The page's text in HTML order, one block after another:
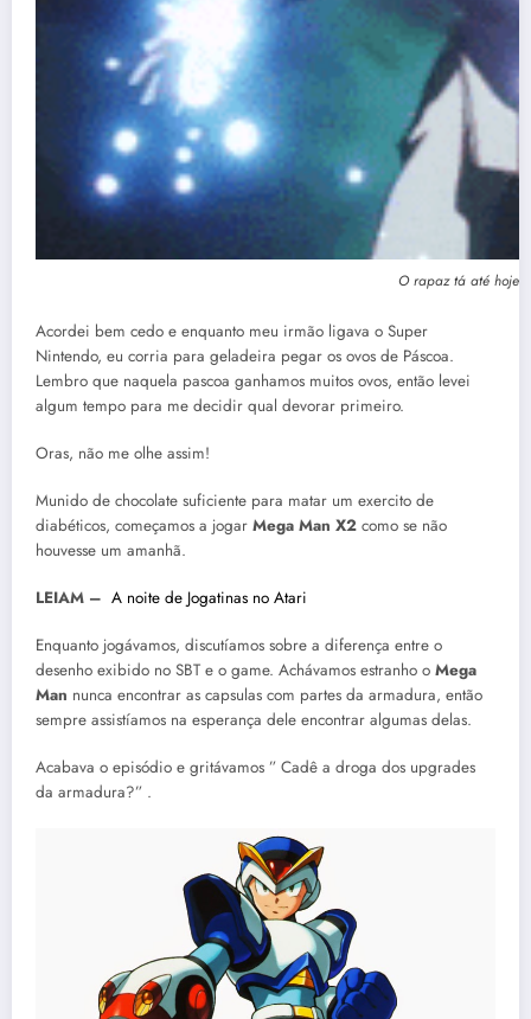
O rapaz tá até hoje
Acordei bem cedo e enquanto meu irmão ligava o Super
Nintendo, eu corria para geladeira pegar os ovos de Páscoa.
Lembro que naquela pascoa ganhamos muitos ovos, então levei
algum tempo para me decidir qual devorar primeiro.
Oras, não me olhe assim!
Munido de chocolate suficiente para matar um exercito de
diabéticos, começamos a jogar Mega Man X2 como se não
houvesse um amanhã.
LEIAM – A noite de Jogatinas no Atari
Enquanto jogávamos, discutíamos sobre a diferença entre o
desenho exibido no SBT e o game. Achávamos estranho o Mega
Man nunca encontrar as capsulas com partes da armadura, então
sempre assistíamos na esperança dele encontrar algumas delas.
Acabava o episódio e gritávamos ” Cadê a droga dos upgrades
da armadura?” .